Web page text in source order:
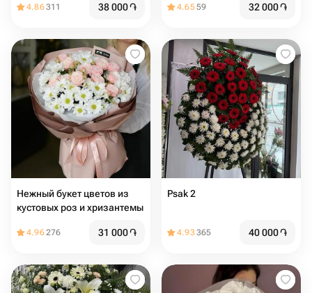
4.86311 38 000֏ 4.6559 32 000֏
Нежный букет цветов из
кустовых роз и хризантемы
4.96276 31 000֏
Psak 2
4.93365 40 000֏